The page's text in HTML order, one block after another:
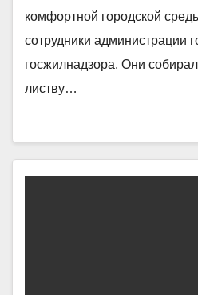
комфортной городской
сотрудники администрации
госжилнадзора. Они
листву…